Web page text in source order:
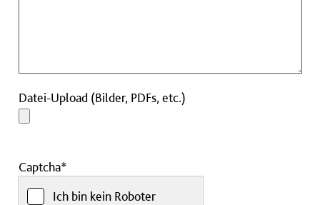
Datei-Upload (Bilder, PDFs, etc.)
Captcha*
Ich bin kein Roboter